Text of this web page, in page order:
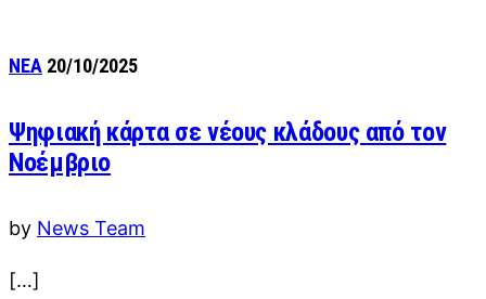
ΝΕΑ 20/10/2025
Ψηφιακή κάρτα σε νέους κλάδους από τον
Νοέμβριο
by News Team
[…]